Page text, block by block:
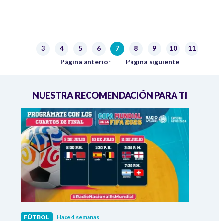
PaginaciónPágina
3 Página
4 Página
5 Página
6 Página actual
7 Página
8 Página
9 Página
10 Página
11
Página anterior
Página anterior Siguiente página
Página siguiente
NUESTRA RECOMENDACIÓN PARA TI
FÚTBOL Hace 4 semanas